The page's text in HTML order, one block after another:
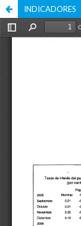
INDICADORES